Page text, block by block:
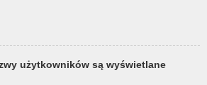
użytkowników są wyświetlane